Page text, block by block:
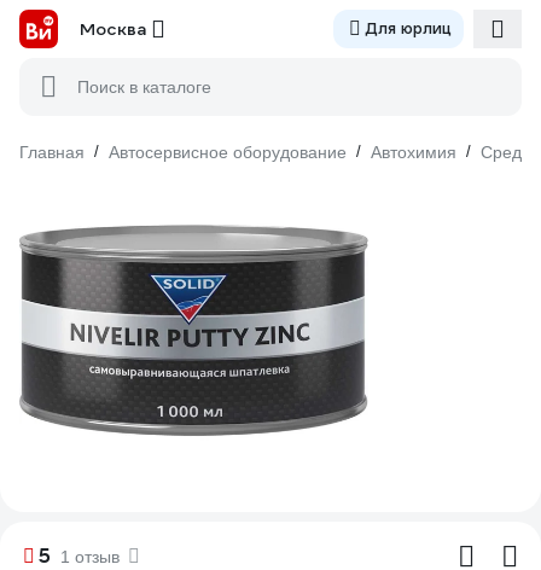
Москва Для юрлиц
Поиск в каталоге
Главная / Автосервисное оборудование / Автохимия /
5 1 отзыв